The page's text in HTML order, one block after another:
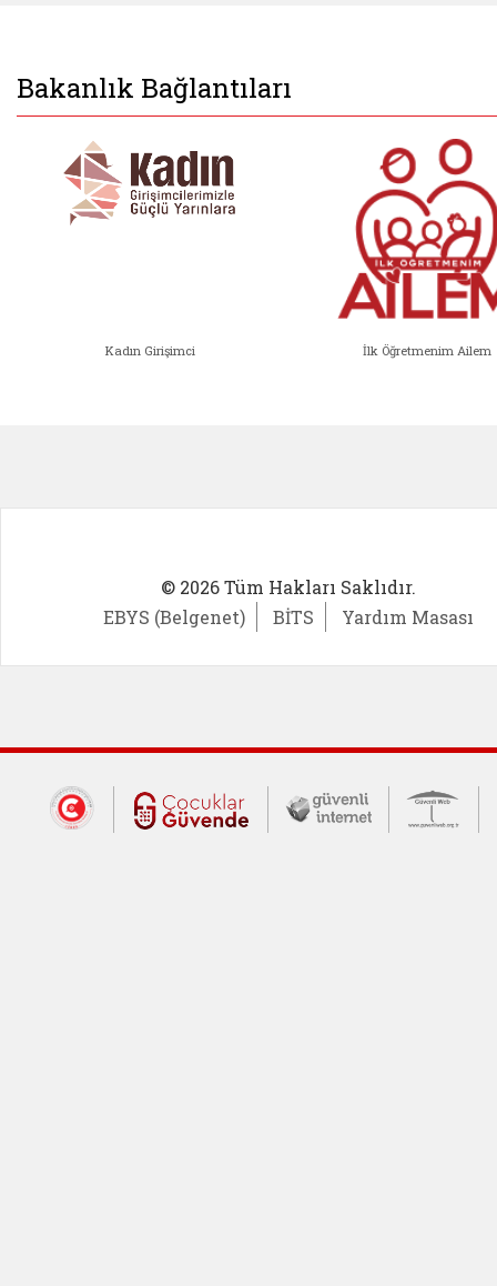
Bakanlık Bağlantıları
Kadın Girişimci İlk Öğretmenim Ailem
© 2026 Tüm Hakları Saklıdır.
EBYS (Belgenet)
BİTS Yardım Masası
Dış Bağlantılar
Cumhurbaşkanlığı İletişim Merkezi
Çocuklar Güvende (yeni
Güvenli